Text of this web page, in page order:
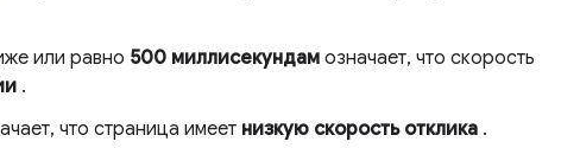
или равно 500 миллисекундам означает, что скорость
.
что страница имеет низкую скорость отклика .